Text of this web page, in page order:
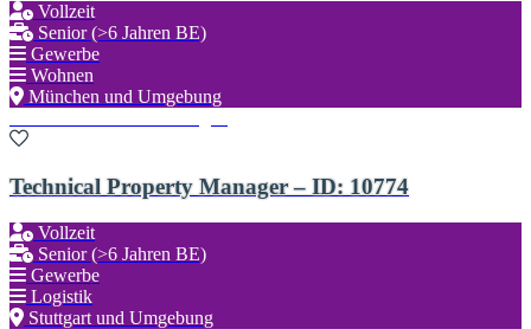
Vollzeit
Senior (>6 Jahren BE)
Gewerbe
Wohnen
München und Umgebung
Technical Property Manager – ID: 10774
Vollzeit
Senior (>6 Jahren BE)
Gewerbe
Logistik
Stuttgart und Umgebung